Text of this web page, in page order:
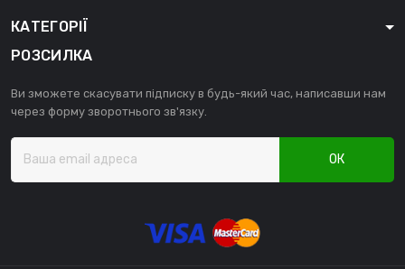
КАТЕГОРІЇ
РОЗСИЛКА
Ви зможете скасувати підписку в будь-який час, написавши нам
через форму зворотнього зв'язку.
ОК